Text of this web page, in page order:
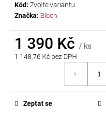
Kód: Zvolte variantu
Značka: Bloch
1 390 Kč / ks
1 148,76 Kč bez DPH
Zeptat se
u
č
u
m
ELIS